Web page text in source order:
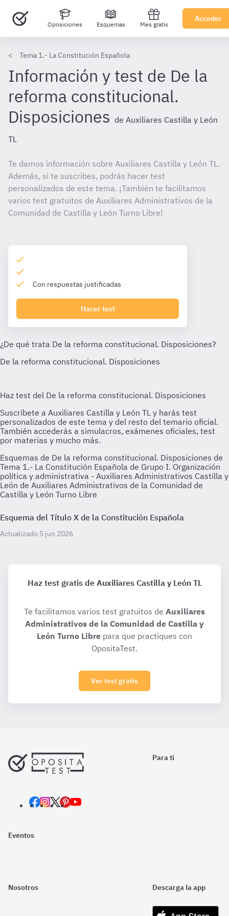
Oposiciones Esquemas Mes gratis
Acceder
Tema 1.- La Constitución Española
Información y test de De la
reforma constitucional.
Disposiciones de Auxiliares Castilla y León
TL
Te damos información sobre Auxiliares Castilla y León TL.
Además, si te suscribes, podrás hacer test
personalizados de este tema. ¡También te facilitamos
varios test gratuitos de Auxiliares Administrativos de la
Comunidad de Castilla y León Turno Libre!
Con respuestas justificadas
Hacer test
Esquemas de De la reforma constitucional. Disposiciones de
Tema 1.- La Constitución Española de Grupo I. Organización
política y administrativa - Auxiliares Administrativos Castilla y
León de Auxiliares Administrativos de la Comunidad de
Castilla y León Turno Libre
Esquema del Título X de la Constitución Española
Actualizado 5 jun 2026
Haz test gratis de Auxiliares Castilla y León TL
Te facilitamos varios test gratuitos de Auxiliares
Administrativos de la Comunidad de Castilla y
León Turno Libre para que practiques con
OpositaTest.
Ver test gratis
Para ti
Eventos
Nosotros Descarga la app